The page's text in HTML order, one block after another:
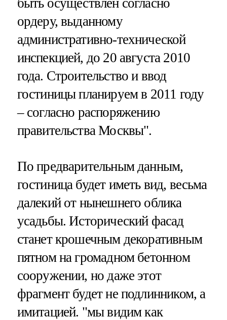
ордеру, выданному
административно-технической
инспекцией, до 20 августа 2010
года. Строительство и ввод
гостиницы планируем в 2011 году
– согласно распоряжению
правительства Москвы".
По предварительным данным,
гостиница будет иметь вид, весьма
далекий от нынешнего облика
усадьбы. Исторический фасад
станет крошечным декоративным
пятном на громадном бетонном
сооружении, но даже этот
фрагмент будет не подлинником, а
имитацией. "мы видим как